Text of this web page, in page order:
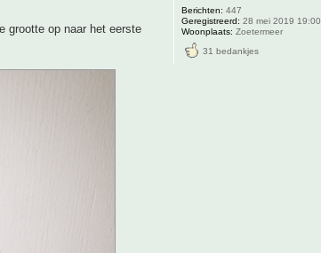
grootte op naar het eerste
Berichten: 447
Geregistreerd: 28 mei 2019 19:00
Woonplaats: Zoetermeer
31 bedankjes